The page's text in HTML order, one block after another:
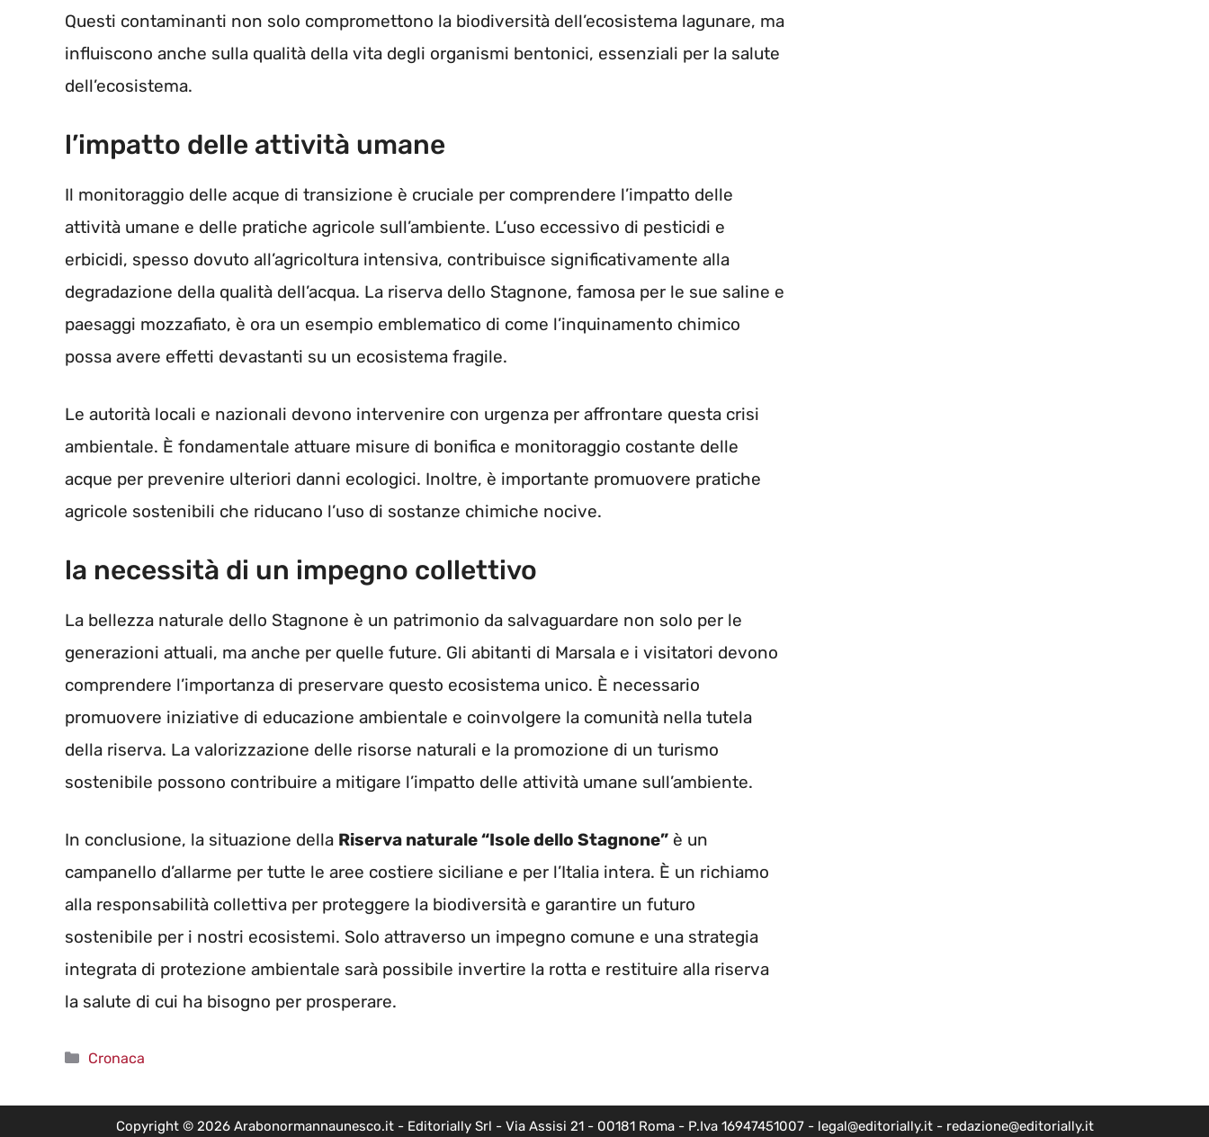
Questi contaminanti non solo compromettono la biodiversità dell’ecosistema lagunare, ma
influiscono anche sulla qualità della vita degli organismi bentonici, essenziali per la salute
dell’ecosistema.
l’impatto delle attività umane
Il monitoraggio delle acque di transizione è cruciale per comprendere l’impatto delle
attività umane e delle pratiche agricole sull’ambiente. L’uso eccessivo di pesticidi e
erbicidi, spesso dovuto all’agricoltura intensiva, contribuisce significativamente alla
degradazione della qualità dell’acqua. La riserva dello Stagnone, famosa per le sue saline e
paesaggi mozzafiato, è ora un esempio emblematico di come l’inquinamento chimico
possa avere effetti devastanti su un ecosistema fragile.
Le autorità locali e nazionali devono intervenire con urgenza per affrontare questa crisi
ambientale. È fondamentale attuare misure di bonifica e monitoraggio costante delle
acque per prevenire ulteriori danni ecologici. Inoltre, è importante promuovere pratiche
agricole sostenibili che riducano l’uso di sostanze chimiche nocive.
la necessità di un impegno collettivo
La bellezza naturale dello Stagnone è un patrimonio da salvaguardare non solo per le
generazioni attuali, ma anche per quelle future. Gli abitanti di Marsala e i visitatori devono
comprendere l’importanza di preservare questo ecosistema unico. È necessario
promuovere iniziative di educazione ambientale e coinvolgere la comunità nella tutela
della riserva. La valorizzazione delle risorse naturali e la promozione di un turismo
sostenibile possono contribuire a mitigare l’impatto delle attività umane sull’ambiente.
In conclusione, la situazione della Riserva naturale “Isole dello Stagnone” è un
campanello d’allarme per tutte le aree costiere siciliane e per l’Italia intera. È un richiamo
alla responsabilità collettiva per proteggere la biodiversità e garantire un futuro
sostenibile per i nostri ecosistemi. Solo attraverso un impegno comune e una strategia
integrata di protezione ambientale sarà possibile invertire la rotta e restituire alla riserva
la salute di cui ha bisogno per prosperare.
Categorie
Cronaca
Copyright © 2026 Arabonormannaunesco.it - Editorially Srl - Via Assisi 21 - 00181 Roma - P.Iva 16947451007 - legal@editorially.it - redazione@editorially.it